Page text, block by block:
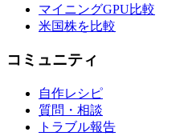
マイニングGPU比較
米国株を比較
コミュニティ
自作レシピ
質問・相談
トラブル報告